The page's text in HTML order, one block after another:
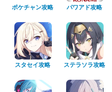
ポケチャン攻略 パワアド攻略
スタセイ攻略 ステラソラ攻略